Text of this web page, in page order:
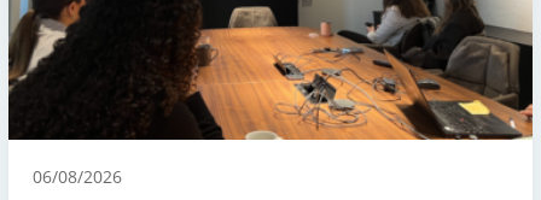
06/08/2026